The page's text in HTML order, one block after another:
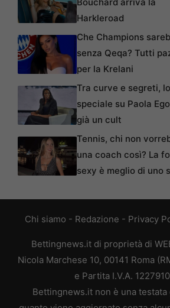
Harkleroad
Che Champions
senza Qeqa? Tutti
per la Krelani
Tra curve e segreti, lo
speciale su Paola
già un cult
Tennis, chi non
una coach così? La
sexy è meglio di uno
Chi siamo - Redazione - Privacy
Bettingnews.it di proprietà di
Nicola Marchese 10, 00141 Roma
e Partita I.V.A.
Bettingnews.it non è una